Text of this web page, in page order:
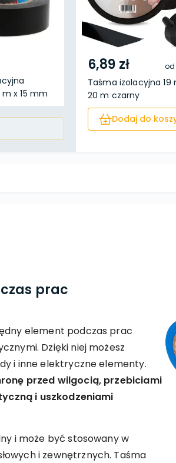
x 15 mm
6,89 zł
Taśma izolacyjna 19
20 m czarny
Dodaj do
prac
element podczas prac
Dzięki niej możesz
i inne elektryczne elementy.
przed wilgocią, przebiciami
i uszkodzeniami
i może być stosowany w
i zewnętrznych. Taśma